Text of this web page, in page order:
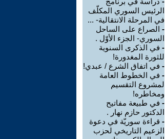
الرئيس السوري المكلّف
في المرحلة الانتقالية- ...
- الصراع على الساحل
السوري- الجزء الأوّل .
- في الذكرى السنوية
للثورة المغدورة!
- في اتفاق الشرع / عبدي!
- في الخطوط العامة
لمشروع التقسيم
ومخاطره!
- في طبيعة مفاتيح
الدكتور حازم نهار .
- قراءة سوريّة في دعوة
الزعيم التاريخي لحزب